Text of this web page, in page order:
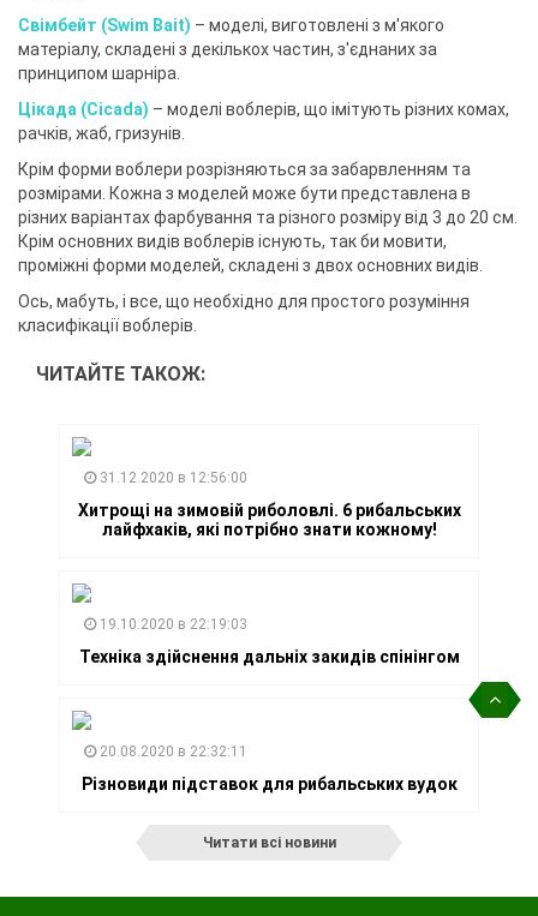
Свімбейт (Swim Bait) – моделі, виготовлені з м'якого
матеріалу, складені з декількох частин, з'єднаних за
принципом шарніра.
Цікада (Cicada) – моделі воблерів, що імітують різних комах,
рачків, жаб, гризунів.
Крім форми воблери розрізняються за забарвленням та
розмірами. Кожна з моделей може бути представлена ​​в
різних варіантах фарбування та різного розміру від 3 до 20 см.
Крім основних видів воблерів існують, так би мовити,
проміжні форми моделей, складені з двох основних видів.
Ось, мабуть, і все, що необхідно для простого розуміння
класифікації воблерів.
ЧИТАЙТЕ ТАКОЖ:
31.12.2020 в 12:56:00
Хитрощі на зимовій риболовлі. 6 рибальських
лайфхаків, які потрібно знати кожному!
19.10.2020 в 22:19:03
Техніка здійснення дальніх закидів спінінгом
20.08.2020 в 22:32:11
Різновиди підставок для рибальських вудок
Читати всі новини